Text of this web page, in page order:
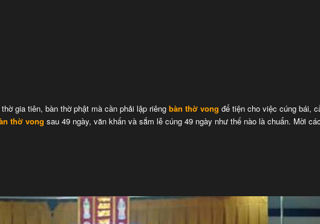
gia tiên, bàn thờ phật mà cần phải lập riêng bàn thờ vong để tiện cho việc cúng bái,
thờ vong sau 49 ngày, văn khấn và sắm lễ cúng 49 ngày như thế nào là chuẩn. Mời